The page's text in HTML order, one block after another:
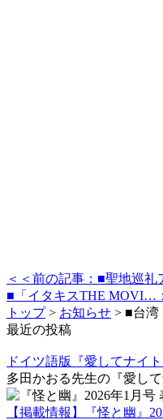
＜＜前の記事：■聖地巡
■「イタキスTHE MOVI…
トップ> お知らせ > ■台
最近の投稿
ドイツ語版『愛してナイ
多田かおる先生の『愛し
【掲載情報】『怪と幽』